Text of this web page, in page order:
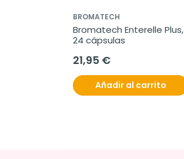
BROMATECH
Bromatech Enterelle Plus,
24 cápsulas
21,95 €
Añadir al carrito